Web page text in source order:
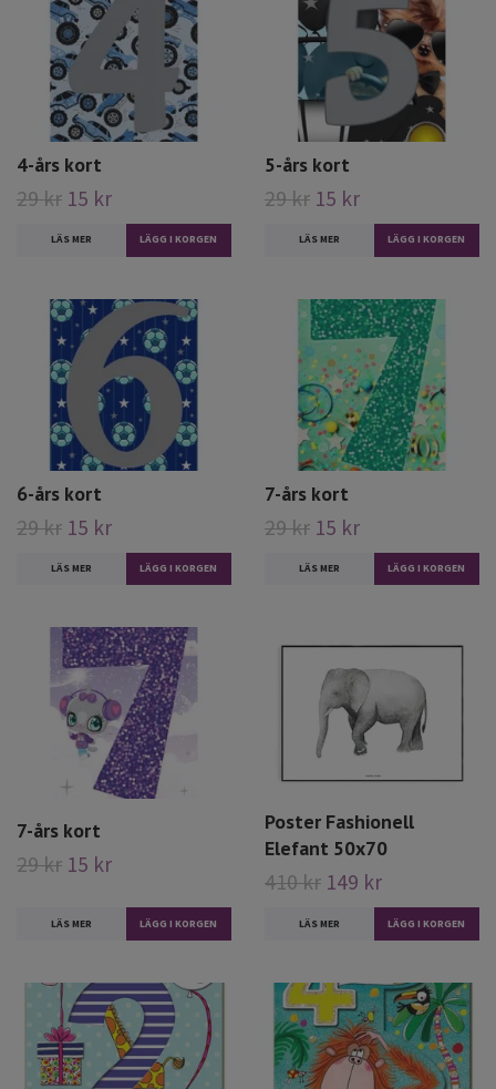
4-års kort
29 kr 15 kr
LÄS MER
5-års kort
29 kr 15 kr
LÄS MER
6-års kort
29 kr 15 kr
LÄS MER
7-års kort
29 kr 15 kr
LÄS MER
7-års kort
29 kr 15 kr
LÄS MER
Poster Fashionell
Elefant 50x70
410 kr 149 kr
LÄS MER